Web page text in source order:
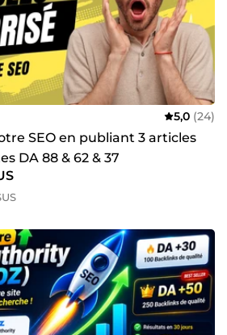
5,0 (24)
SEO en publiant 3 articles
DA 88 & 62 & 37